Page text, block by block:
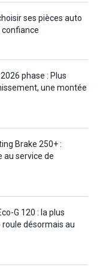
ses pièces auto
confiance
phase : Plus
une montée
Brake 250+ :
au service de
G 120 : la plus
désormais au